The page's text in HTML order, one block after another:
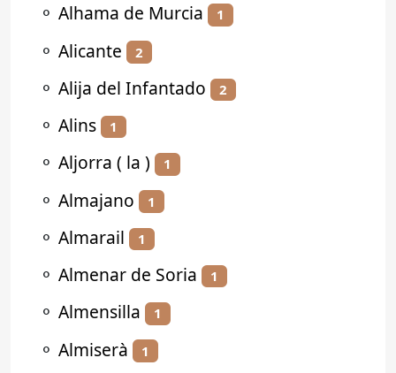
⚬ Alhama de Murcia 1
⚬ Alicante 2
⚬ Alija del Infantado 2
⚬ Alins 1
⚬ Aljorra ( la ) 1
⚬ Almajano 1
⚬ Almarail 1
⚬ Almenar de Soria 1
⚬ Almensilla 1
⚬ Almiserà 1